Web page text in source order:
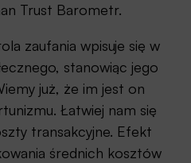
Trust Barometr.
zaufania wpisuje się w
stanowiąc jego
już, że im jest on
Łatwiej nam się
transakcyjne. Efekt
średnich kosztów